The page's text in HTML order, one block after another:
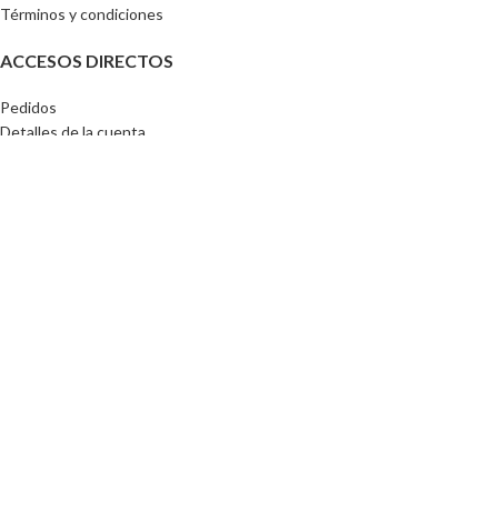
Términos y condiciones
ACCESOS DIRECTOS
Pedidos
Detalles de la cuenta